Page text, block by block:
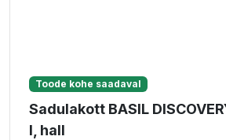
Toode kohe saadaval
Sadulakott BASIL
l, hall